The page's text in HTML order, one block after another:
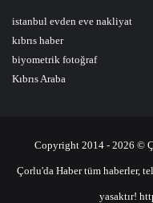
istanbul evden eve nakliyat
kıbrıs haber
biyometrik fotoğraf
Kıbrıs Araba
Copyright 2014 - 2026 ©
Çorlu'da Haber tüm haberler,
yasaktır!